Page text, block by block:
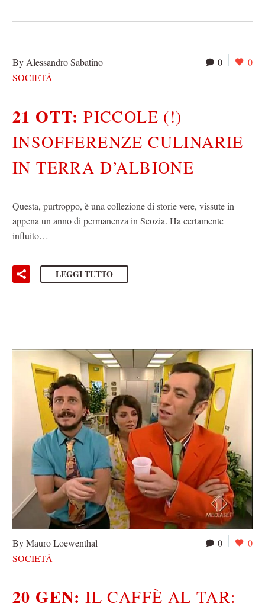
0 0
By Alessandro Sabatino
SOCIETÀ
21 OTT:PICCOLE (!)
INSOFFERENZE CULINARIE
IN TERRA D’ALBIONE
Questa, purtroppo, è una collezione di storie vere, vissute in
appena un anno di permanenza in Scozia. Ha certamente
influito…
LEGGI TUTTO
0 0
By Mauro Loewenthal
SOCIETÀ
20 GEN:IL CAFFÈ AL TAR: